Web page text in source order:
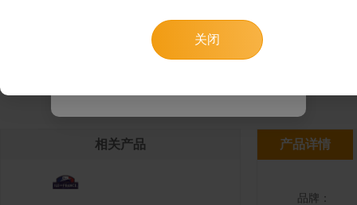
相关产品 产品详情
品牌：
关闭
跳转小程序